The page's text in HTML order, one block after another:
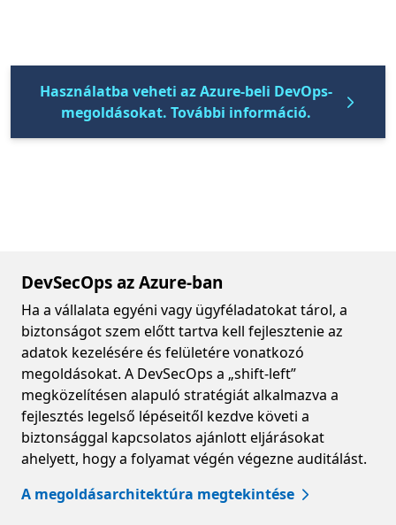
Használatba veheti az Azure-beli DevOps-
megoldásokat. További információ.
DevSecOps az Azure-ban
Ha a vállalata egyéni vagy ügyféladatokat tárol, a
biztonságot szem előtt tartva kell fejlesztenie az
adatok kezelésére és felületére vonatkozó
megoldásokat. A DevSecOps a „shift-left”
megközelítésen alapuló stratégiát alkalmazva a
fejlesztés legelső lépéseitől kezdve követi a
biztonsággal kapcsolatos ajánlott eljárásokat
ahelyett, hogy a folyamat végén végezne auditálást.
A megoldásarchitektúra megtekintése